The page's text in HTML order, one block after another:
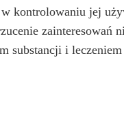
kontrolowaniu jej
zainteresowań
substancji i